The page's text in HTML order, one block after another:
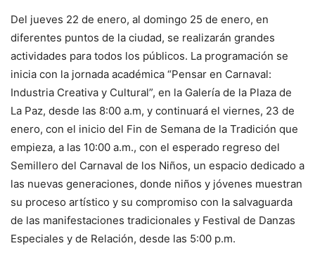
Del jueves 22 de enero, al domingo 25 de enero, en
diferentes puntos de la ciudad, se realizarán grandes
actividades para todos los públicos. La programación se
inicia con la jornada académica “Pensar en Carnaval:
Industria Creativa y Cultural”, en la Galería de la Plaza de
La Paz, desde las 8:00 a.m, y continuará el viernes, 23 de
enero, con el inicio del Fin de Semana de la Tradición que
empieza, a las 10:00 a.m., con el esperado regreso del
Semillero del Carnaval de los Niños, un espacio dedicado a
las nuevas generaciones, donde niños y jóvenes muestran
su proceso artístico y su compromiso con la salvaguarda
de las manifestaciones tradicionales y Festival de Danzas
Especiales y de Relación, desde las 5:00 p.m.